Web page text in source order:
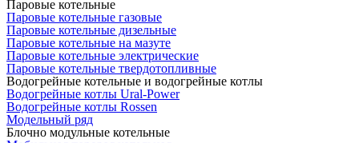
Паровые котельные
Паровые котельные газовые
Паровые котельные дизельные
Паровые котельные на мазуте
Паровые котельные электрические
Паровые котельные твердотопливные
Водогрейные котельные и водогрейные котлы
Водогрейные котлы Ural-Power
Водогрейные котлы Rossen
Модельный ряд
Блочно модульные котельные